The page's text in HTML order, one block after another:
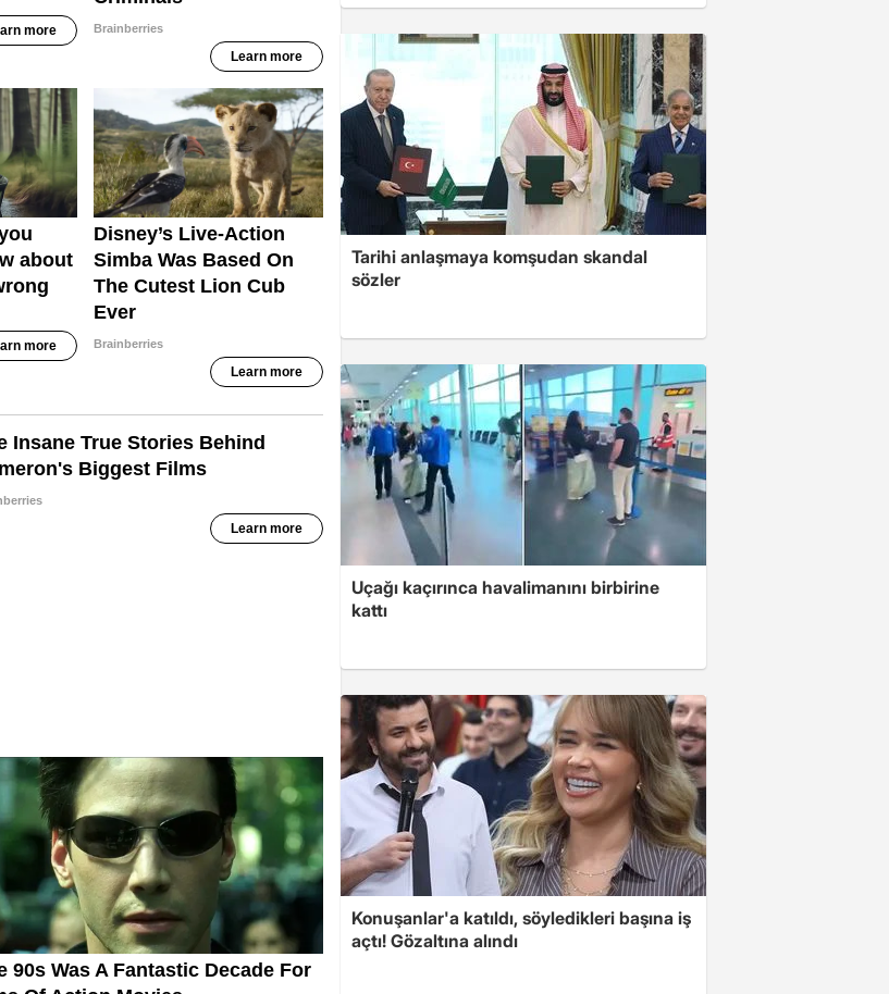
Tarihi anlaşmaya komşudan skandal
sözler
Uçağı kaçırınca havalimanını birbirine
kattı
Konuşanlar'a katıldı, söyledikleri başına iş
açtı! Gözaltına alındı